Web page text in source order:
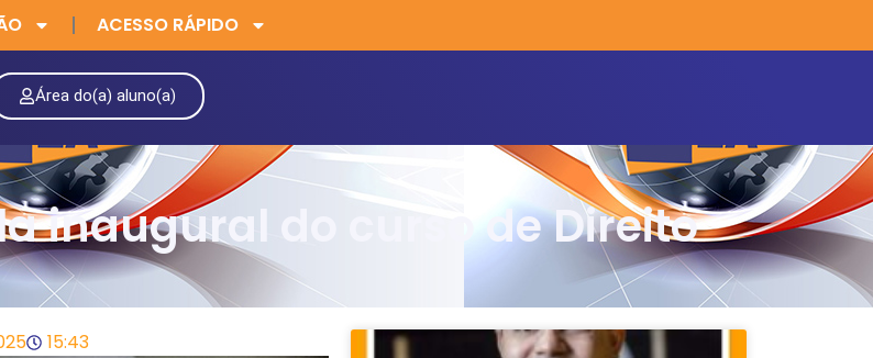
ACESSO RÁPIDO
Área do(a) aluno(a)
inaugural do curso de Direito
15:43